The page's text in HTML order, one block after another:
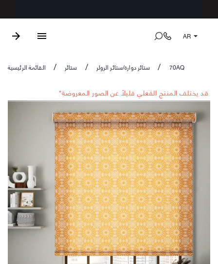
AR
القائمة الرئيسية / ستائر / ستائر دوارة/ستائر الرولر / 70AQ
*قد يختلف المنتج الفعلي قليلاً عن الصور المعروضة